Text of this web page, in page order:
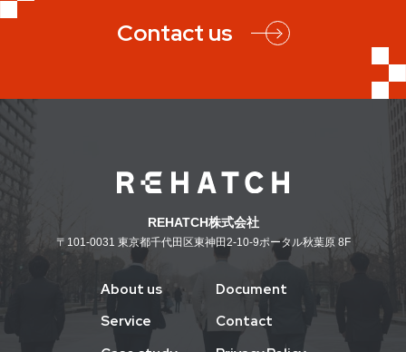
Contact us
REHATCH株式会社
〒101-0031 東京都千代田区東神田2-10-9ポータル秋葉原 8F
About us
Service
Document
Contact